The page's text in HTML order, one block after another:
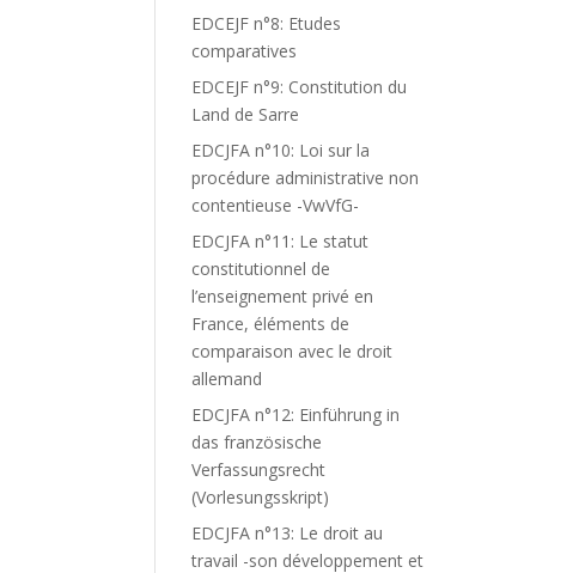
EDCEJF n°8: Etudes
comparatives
EDCEJF n°9: Constitution du
Land de Sarre
EDCJFA n°10: Loi sur la
procédure administrative non
contentieuse -VwVfG-
EDCJFA n°11: Le statut
constitutionnel de
l’enseignement privé en
France, éléments de
comparaison avec le droit
allemand
EDCJFA n°12: Einführung in
das französische
Verfassungsrecht
(Vorlesungsskript)
EDCJFA n°13: Le droit au
travail -son développement et